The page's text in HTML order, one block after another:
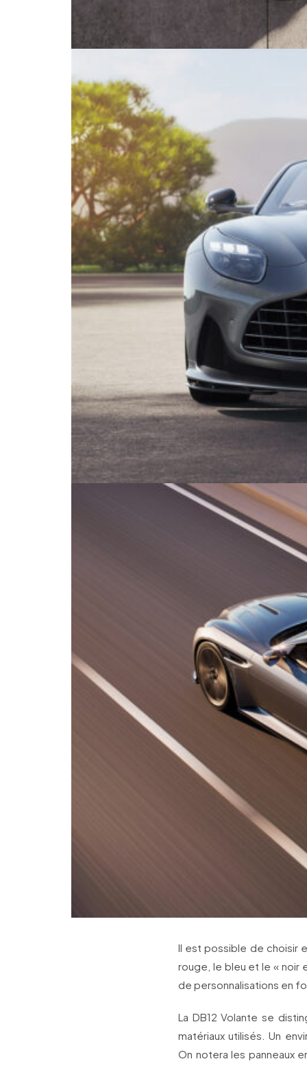
Il est possible de choisir
rouge, le bleu et le «
de personnalisations en
La DB12 Volante se
matériaux utilisés. Un
On notera les panneaux